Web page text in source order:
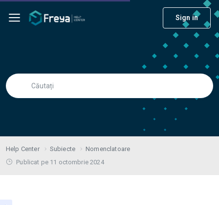
Sign in
Help Center Subiecte
Nomenclatoare
Publicat pe 11 octombrie 2024